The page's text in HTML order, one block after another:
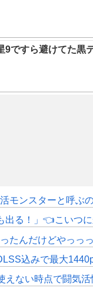
9ですら避けてた
モンスターと呼ぶ
る！」👈こいつ
たんだけどやっっ
込みで最大1440p
ない時点で闘気